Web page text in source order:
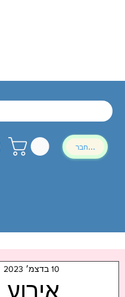
להתחבר
אירוע
10 בדצמ׳ 2023